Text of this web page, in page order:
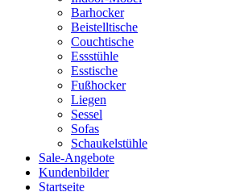
Barhocker
Beistelltische
Couchtische
Essstühle
Esstische
Fußhocker
Liegen
Sessel
Sofas
Schaukelstühle
Sale-Angebote
Kundenbilder
Startseite